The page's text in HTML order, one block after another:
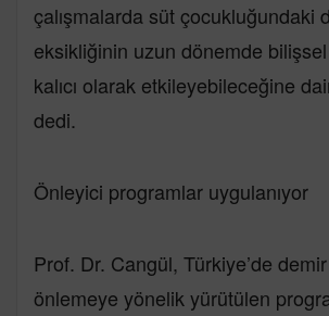
çalışmalarda süt çocukluğundaki
eksikliğinin uzun dönemde
kalıcı olarak etkileyebileceğine
dedi.
Önleyici programlar uygulanıyor
Prof. Dr. Cangül, Türkiye’de
önlemeye yönelik yürütülen